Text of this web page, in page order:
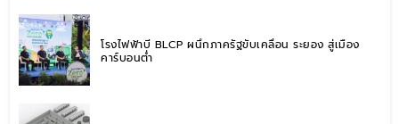
โรงไฟฟ้าบี BLCP ผนึกภาครัฐขับเคลื่อน ระยอง สู่เมือง
คาร์บอนต่ำ